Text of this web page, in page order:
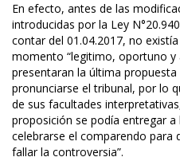
En efecto, antes de las
introducidas por la Ley
contar del 01.04.2017, no
momento “legitimo, oportuno y
presentaran la última propuesta
pronunciarse el tribunal, por lo
de sus facultades
proposición se podía entregar
celebrarse el comparendo para
fallar la controversia”.